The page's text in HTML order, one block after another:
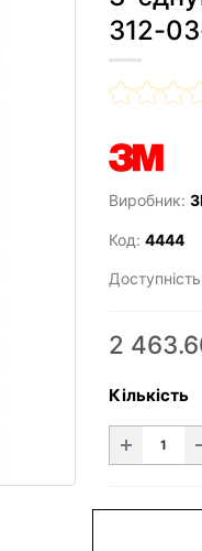
312-
Виробник:
Код: 4444
2
Кількість